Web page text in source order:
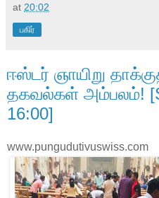
at 20:02
பகிர்
ஈஸ்டர் ஞாயிறு
தகவல்கள் அம்பலம்!
16:00]
www.pungudutivuswiss.com